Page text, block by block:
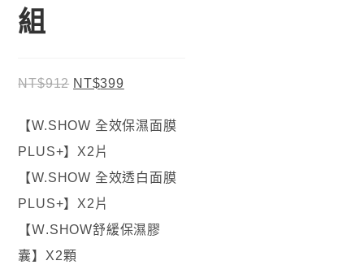
組
NT$912 NT$399
【W.SHOW 全效保濕面膜
PLUS+】X2片
【W.SHOW 全效透白面膜
PLUS+】X2片
【Ｗ.SHOW舒緩保濕膠
囊】X2顆